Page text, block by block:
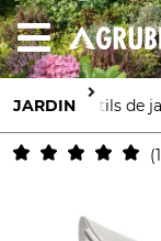
JARDIN Outils de
1